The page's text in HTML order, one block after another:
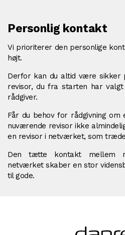
Personlig kontakt
Vi prioriterer den personlige
højt.
Derfor kan du altid være sikker
revisor, du fra starten har
rådgiver.
Får du behov for rådgivning om
nuværende revisor ikke
en revisor i netværket, som
Den tætte kontakt mellem
netværket skaber en stor
til gode.